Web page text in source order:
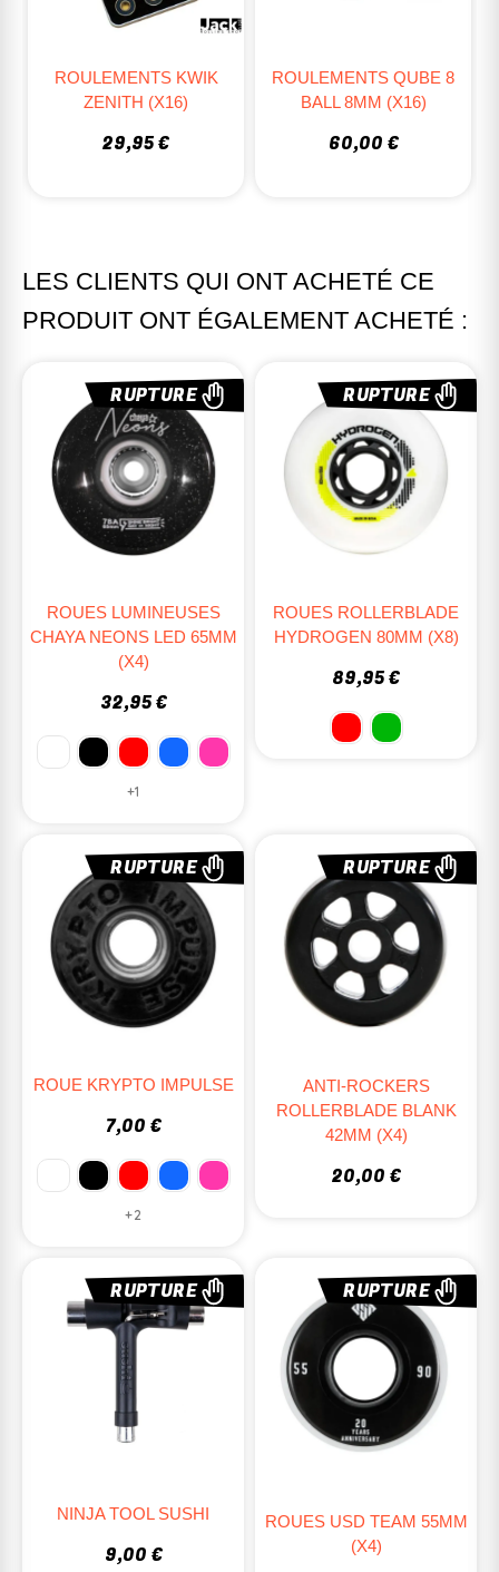
ROULEMENTS KWIK
ZENITH (x16)
29,95 €
ROULEMENTS QUBE 8
BALL 8MM (X16)
60,00 €
LES CLIENTS QUI ONT ACHETÉ CE
PRODUIT ONT ÉGALEMENT ACHETÉ :
RUPTURE
ROUES LUMINEUSES
CHAYA NEONS LED 65MM
(x4)
32,95 €
+1
RUPTURE
ROUES ROLLERBLADE
HYDROGEN 80MM (x8)
89,95 €
RUPTURE
ROUE KRYPTO IMPULSE
7,00 €
+2
RUPTURE
ANTI-ROCKERS
ROLLERBLADE BLANK
42MM (X4)
20,00 €
RUPTURE
NINJA TOOL SUSHI
9,00 €
RUPTURE
ROUES USD TEAM 55MM
(X4)